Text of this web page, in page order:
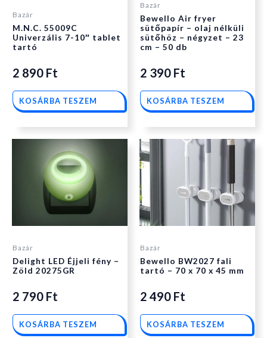
Bazár
M.N.C. 55009C
Univerzális 7-10″ tablet
tartó
2 890 Ft
KOSÁRBA TESZEM
Bazár
Bewello Air fryer
sütőpapír – olaj nélküli
sütőhöz – négyzet – 23
cm – 50 db
2 390 Ft
KOSÁRBA TESZEM
Bazár
Delight LED Éjjeli fény –
Zöld 20275GR
2 790 Ft
KOSÁRBA TESZEM
Bazár
Bewello BW2027 fali
tartó – 70 x 70 x 45 mm
2 490 Ft
KOSÁRBA TESZEM